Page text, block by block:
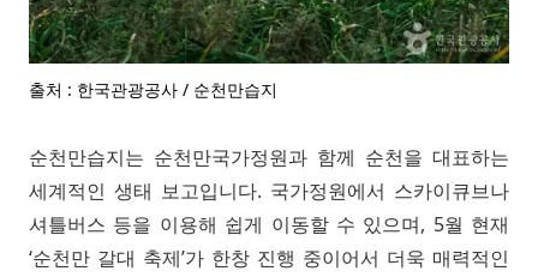
출처 : 한국관광공사 / 순천만습지
순천만습지는 순천만국가정원과 함께 순천을 대표하는
세계적인 생태 보고입니다. 국가정원에서 스카이큐브나
셔틀버스 등을 이용해 쉽게 이동할 수 있으며, 5월 현재
‘순천만 갈대 축제’가 한창 진행 중이어서 더욱 매력적인